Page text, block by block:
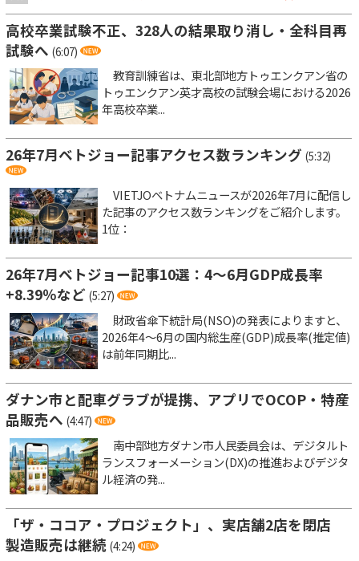
高校卒業試験不正、328人の結果取り消し・全科目再
試験へ (6:07)
教育訓練省は、東北部地方トゥエンクアン省の
トゥエンクアン英才高校の試験会場における2026
年高校卒業...
26年7月ベトジョー記事アクセス数ランキング (5:32)
VIETJOベトナムニュースが2026年7月に配信し
た記事のアクセス数ランキングをご紹介します。
1位：
26年7月ベトジョー記事10選：4～6月GDP成長率
+8.39％など (5:27)
財政省傘下統計局(NSO)の発表によりますと、
2026年4～6月の国内総生産(GDP)成長率(推定値)
は前年同期比...
ダナン市と配車グラブが提携、アプリでOCOP・特産
品販売へ (4:47)
南中部地方ダナン市人民委員会は、デジタルト
ランスフォーメーション(DX)の推進およびデジタ
ル経済の発...
「ザ・ココア・プロジェクト」、実店舗2店を閉店
製造販売は継続 (4:24)